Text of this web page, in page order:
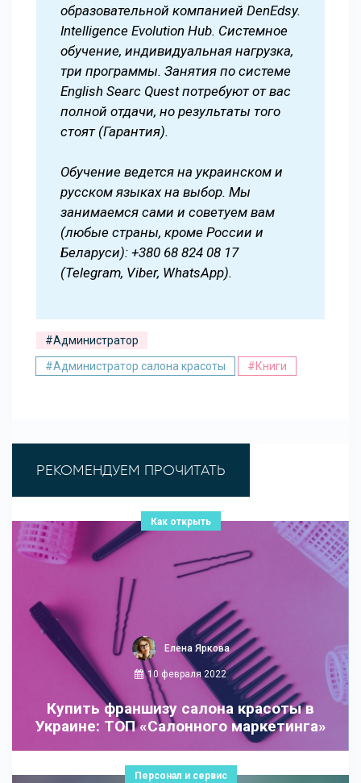
образовательной компанией DenEdsy.
Intelligence Evolution Hub. Системное
обучение, индивидуальная нагрузка,
три программы. Занятия по системе
English Searc Quest потребуют от вас
полной отдачи, но результаты того
стоят (Гарантия).
Обучение ведется на украинском и
русском языках на выбор. Мы
занимаемся сами и советуем вам
(любые страны, кроме России и
Беларуси): +380 68 824 08 17
(Telegram, Viber, WhatsApp).
#Администратор
#Администратор салона красоты
#Книги
РЕКОМЕНДУЕМ ПРОЧИТАТЬ
Как открыть
Елена Яркова
10 февраля 2022
Купить франшизу салона красоты в
Украине: ТОП «Салонного маркетинга»
Персонал и сервис